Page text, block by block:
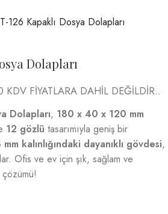
126 Kapaklı Dosya Dolapları
Dolapları
KDV FİYATLARA DAHİL DEĞİLDİR..
Dolapları, 180 x 40 x 120 mm
12 gözlü tasarımıyla geniş bir
mm kalınlığındaki dayanıklı gövdesi,
Ofis ve ev için şık, sağlam ve